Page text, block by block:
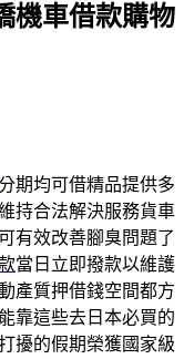
機車借款購物
期均可借精品提供多
持合法解決服務貨車
有效改善腳臭問題了
當日立即撥款以維護
產質押借錢空間都方
靠這些去日本必買的
擾的假期榮獲國家級